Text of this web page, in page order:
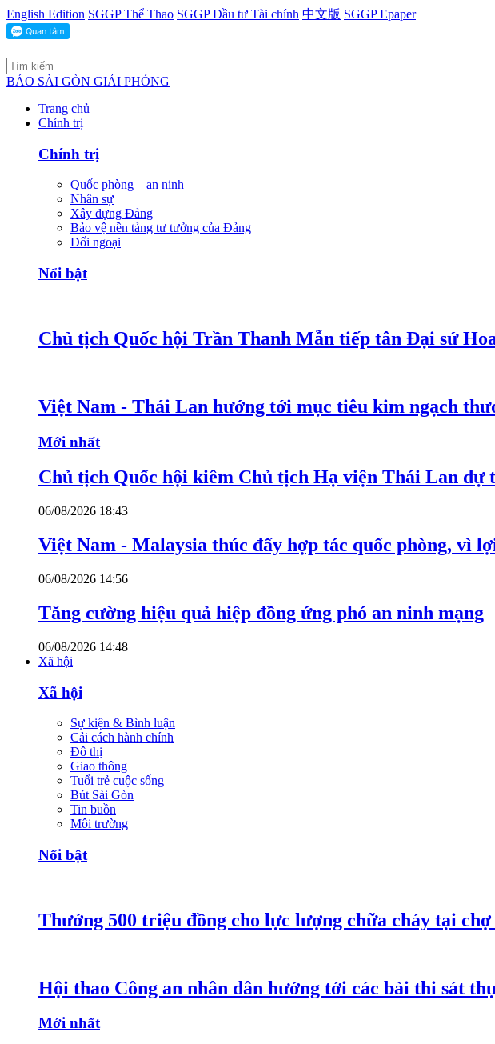
English Edition SGGP Thể Thao SGGP Đầu tư Tài chính 中文版 SGGP Epaper
BÁO SÀI GÒN GIẢI PHÓNG
Trang chủ
Chính trị
Chính trị
Quốc phòng – an ninh
Nhân sự
Xây dựng Đảng
Bảo vệ nền tảng tư tưởng của Đảng
Đối ngoại
Nổi bật
Chủ tịch Quốc hội Trần Thanh Mẫn tiếp tân Đại sứ
Việt Nam - Thái Lan hướng tới mục tiêu kim ngạch
Mới nhất
Chủ tịch Quốc hội kiêm Chủ tịch Hạ viện Thái Lan
06/08/2026 18:43
Việt Nam - Malaysia thúc đẩy hợp tác quốc phòng, vì
06/08/2026 14:56
Tăng cường hiệu quả hiệp đồng ứng phó an ninh mạng
06/08/2026 14:48
Xã hội
Xã hội
Sự kiện & Bình luận
Cải cách hành chính
Đô thị
Giao thông
Tuổi trẻ cuộc sống
Bút Sài Gòn
Tin buồn
Môi trường
Nổi bật
Thưởng 500 triệu đồng cho lực lượng chữa cháy tại
Hội thao Công an nhân dân hướng tới các bài thi sát
Mới nhất